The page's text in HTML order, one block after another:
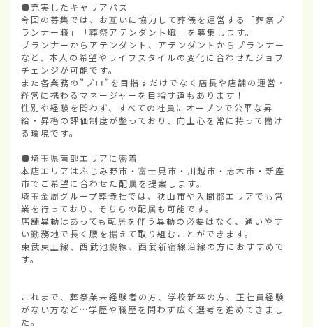
●充実したキャリアパス
今回の募集では、お互いに協力して葬儀を運営する「葬祭プ
ランナー職」「葬祭アテンダント職」を募集します。
プランナーからアテンダント、アテンダントからプランナー
など、本人の希望やライフスタイルの変化に合わせたジョブ
チェンジが可能です。
また各業務の”プロ”を目指すだけでなく店長や店舗の運営・
経営に携わるマネージャーを目指す道もあります！
性別や経験を問わず、すべての社員にオープンで公平な昇
給・昇格の評価制度が整っており、向上心を常に持って働け
る環境です。
●埼玉県南部エリアに密着
本店エリアはふじみ野市・富士見市・川越市・志木市・新座
市でご希望に合わせた配属を提案します。
埼玉金周グループ葬儀社では、狭山市や入間郡エリアでも営
業を行っており、そちらの配属も可能です。
店舗異動はあっても転居を伴う異動の必要はなく、通いやす
い勤務地で長く腰を据えて取り組むことができます。
東武東上線、西武池袋線、西武新宿線沿線の方におすすめで
す。
これまで、葬祭業未経験者の方、学校新卒の方、正社員経験
がない方など…学歴や職歴を問わず広く選考を進めてきまし
た。